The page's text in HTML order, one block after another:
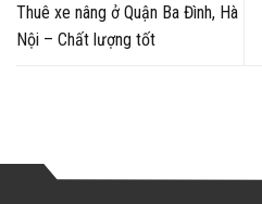
Thuê xe nâng ở Quận Ba Đình, Hà
Nội – Chất lượng tốt